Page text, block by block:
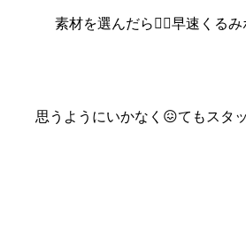
素材を選んだら🙆‍♀️早速くるみ
思うようにいかなく😖てもスタ